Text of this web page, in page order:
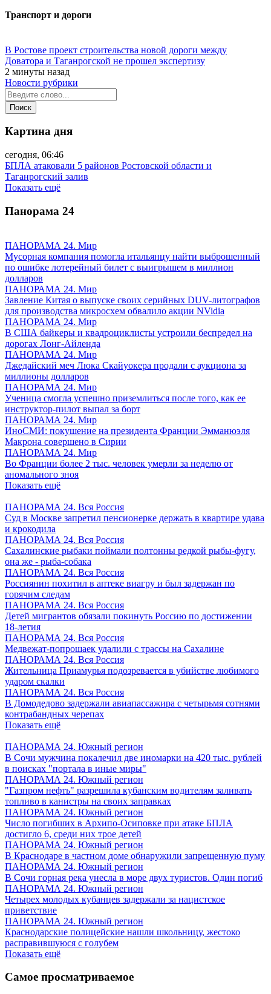
Транспорт и дороги
В Ростове проект строительства новой дороги между
Доватора и Таганрогской не прошел экспертизу
2 минуты назад
Новости рубрики
Картина дня
сегодня, 06:46
БПЛА атаковали 5 районов Ростовской области и
Таганрогский залив
Показать ещё
Панорама 24
ПАНОРАМА 24. Мир
Мусорная компания помогла итальянцу найти выброшенный
по ошибке лотерейный билет с выигрышем в миллион
долларов
ПАНОРАМА 24. Мир
Завление Китая о выпуске своих серийных DUV-литографов
для производства микросхем обвалило акции NVidia
ПАНОРАМА 24. Мир
В США байкеры и квадроциклисты устроили беспредел на
дорогах Лонг-Айленда
ПАНОРАМА 24. Мир
Джедайский меч Люка Скайуокера продали с аукциона за
миллионы долларов
ПАНОРАМА 24. Мир
Ученица смогла успешно приземлиться после того, как ее
инструктор-пилот выпал за борт
ПАНОРАМА 24. Мир
ИноСМИ: покушение на президента Франции Эмманюэля
Макрона совершено в Сирии
ПАНОРАМА 24. Мир
Во Франции более 2 тыс. человек умерли за неделю от
аномального зноя
Показать ещё
ПАНОРАМА 24. Вся Россия
Суд в Москве запретил пенсионерке держать в квартире удава
и крокодила
ПАНОРАМА 24. Вся Россия
Сахалинские рыбаки поймали полтонны редкой рыбы-фугу,
она же - рыба-собака
ПАНОРАМА 24. Вся Россия
Россиянин похитил в аптеке виагру и был задержан по
горячим следам
ПАНОРАМА 24. Вся Россия
Детей мигрантов обязали покинуть Россию по достижении
18-летия
ПАНОРАМА 24. Вся Россия
Медвежат-попрошаек удалили с трассы на Сахалине
ПАНОРАМА 24. Вся Россия
Жительница Приамурья подозревается в убийстве любимого
ударом скалки
ПАНОРАМА 24. Вся Россия
В Домодедово задержали авиапассажира с четырьмя сотнями
контрабандных черепах
Показать ещё
ПАНОРАМА 24. Южный регион
В Сочи мужчина покалечил две иномарки на 420 тыс. рублей
в поисках "портала в иные миры"
ПАНОРАМА 24. Южный регион
"Газпром нефть" разрешила кубанским водителям заливать
топливо в канистры на своих заправках
ПАНОРАМА 24. Южный регион
Число погибших в Архипо-Осиповке при атаке БПЛА
достигло 6, среди них трое детей
ПАНОРАМА 24. Южный регион
В Краснодаре в частном доме обнаружили запрещенную пуму
ПАНОРАМА 24. Южный регион
В Сочи горная река унесла в море двух туристов. Один погиб
ПАНОРАМА 24. Южный регион
Четырех молодых кубанцев задержали за нацистское
приветствие
ПАНОРАМА 24. Южный регион
Краснодарские полицейские нашли школьницу, жестоко
расправившуюся с голубем
Показать ещё
Самое просматриваемое